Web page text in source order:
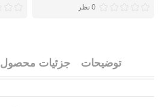
0 نظر
توضیحات جزئیات محصول